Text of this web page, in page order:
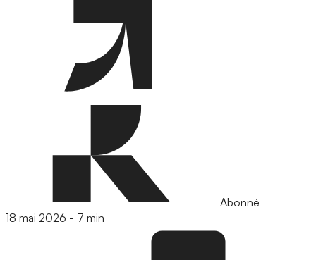
Abonné
18 mai 2026 - 7 min